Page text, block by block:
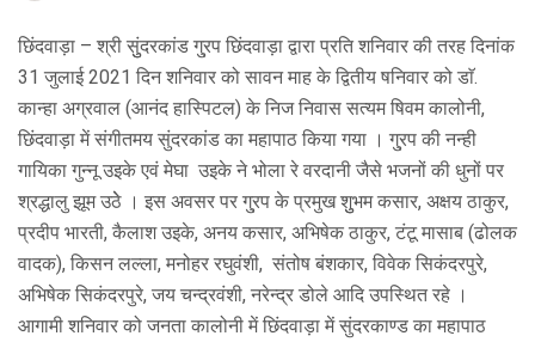
छिंदवाड़ा – श्री सुुंदरकांड गु्रप छिंदवाड़ा द्वारा प्रति शनिवार की तरह दिनांक
31 जुलाई 2021 दिन शनिवार को सावन माह के द्वितीय षनिवार को डाॅ.
कान्हा अग्रवाल (आनंद हास्पिटल) के निज निवास सत्यम षिवम कालोनी,
छिंदवाड़ा में संगीतमय सुंदरकांड का महापाठ किया गया । गु्रप की नन्ही
गायिका गुन्नू उइके एवं मेघा उइके ने भोला रे वरदानी जैसे भजनों की धुनों पर
श्रद्धालु झूम उठेे । इस अवसर पर गु्रप के प्रमुख शुुभम कसार, अक्षय ठाकुर,
प्रदीप भारती, कैलाश उइके, अनय कसार, अभिषेक ठाकुर, टंटू मासाब (ढोलक
वादक), किसन लल्ला, मनोहर रघुवंशी, संतोष बंशकार, विवेक सिकंदरपुरे,
अभिषेक सिकंदरपुरे, जय चन्द्रवंशी, नरेन्द्र डोले आदि उपस्थित रहे ।
आगामी शनिवार को जनता कालोनी में छिंदवाड़ा में सुंदरकाण्ड का महापाठ